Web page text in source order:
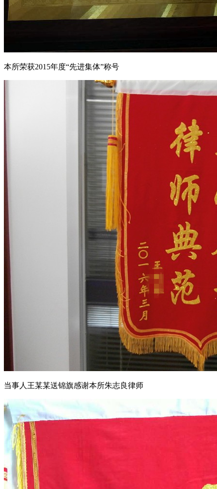
本所荣获2015年度“先进集体”称号
当事人王某某送锦旗感谢本所朱志良律师